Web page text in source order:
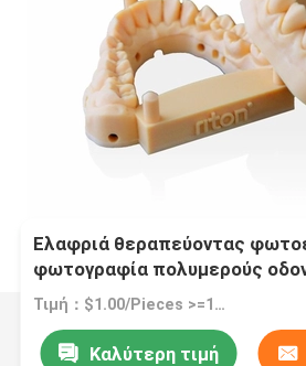
Ελαφριά θεραπεύοντας
φωτογραφία πολυμερούς
τρισδιάστατη εκτύπωσης
Τιμή：$1.00/Pieces >=1 Pieces
Καλύτερη τιμή